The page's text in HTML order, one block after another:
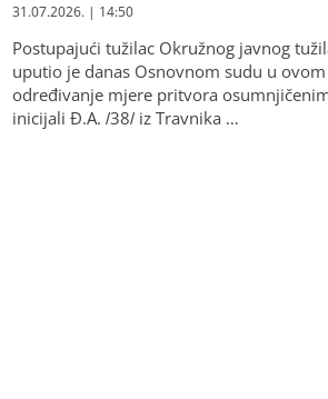
31.07.2026. | 14:50
Postupajući tužilac Okružnog javnog
uputio je danas Osnovnom sudu u
određivanje mjere pritvora
inicijali Đ.A. /38/ iz Travnika …